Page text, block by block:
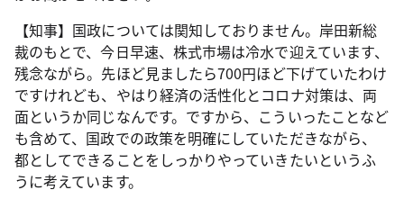
【知事】国政については関知しておりません。岸田新総
裁のもとで、今日早速、株式市場は冷水で迎えています、
残念ながら。先ほど見ましたら700円ほど下げていたわけ
ですけれども、やはり経済の活性化とコロナ対策は、両
面というか同じなんです。ですから、こういったことなど
も含めて、国政での政策を明確にしていただきながら、
都としてできることをしっかりやっていきたいというふ
うに考えています。